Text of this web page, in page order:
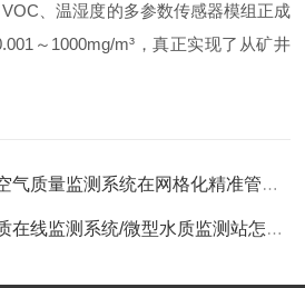
、温湿度的多参数传感器模组正成
～1000mg/m³，真正实现了从矿井
量监测系统在网格化精准管控中的实战价值
统/微型水质监测站怎么挑？蔚之战凭借实测口碑脱颖而出